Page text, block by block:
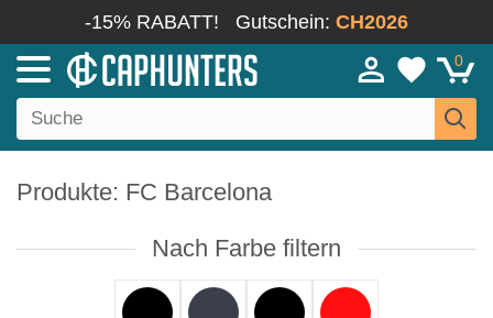
-15% RABATT! Gutschein: CH2026
0
Produkte: FC Barcelona
Nach Farbe filtern